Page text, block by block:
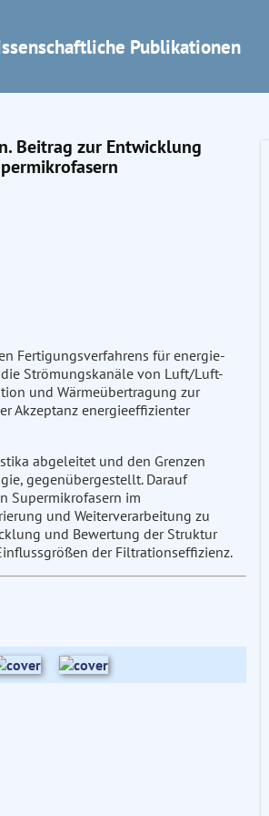
Publikationen
Beitrag zur Entwicklung
Fertigungsverfahrens für energie-
Strömungskanäle von Luft/Luft-
und Wärmeübertragung zur
Akzeptanz energieeffizienter
abgeleitet und den Grenzen
gegenübergestellt. Darauf
Supermikrofasern im
und Weiterverarbeitung zu
und Bewertung der Struktur
der Filtrationseffizienz.